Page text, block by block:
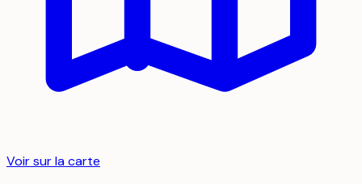
Voir sur la carte